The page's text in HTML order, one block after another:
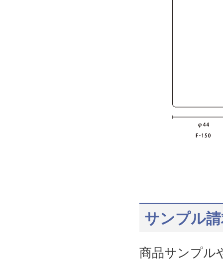
サンプル
商品サンプル